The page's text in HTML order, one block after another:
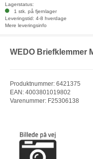
Lagerstatus:
1 stk. på fjernlager
Leveringstid: 4-8 hverdage
Mere leveringsinfo
WEDO Briefklemmer
Produktnummer: 6421375
EAN: 4003801019802
Varenummer: F25306138